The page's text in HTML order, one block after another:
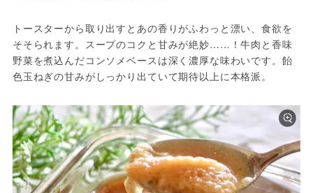
トースターから取り出すとあの香りがふわっと漂い、食欲を
そそられます。スープのコクと甘みが絶妙……！牛肉と香味
野菜を煮込んだコンソメベースは深く濃厚な味わいです。飴
色玉ねぎの甘みがしっかり出ていて期待以上に本格派。